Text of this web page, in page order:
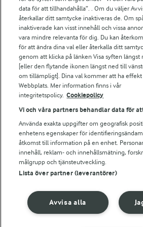
Fler Arlasajter
För ägare
Arlas kundportal
Arla.com
Falbygdens Ost
Arla webbshop
Bildbank
Följ oss
Integritetspolicy
data för att tillhandahålla”. . Om du väljer
återkallar ditt samtycke inaktiveras de. Om
inaktiverade kan visst innehåll och vissa
vara mindre relevanta för dig. Du kan
för att ändra dina val eller återkalla ditt
genom att klicka på länken Visa syften längst
[eller den flytande ikonen längst ned till
om tillämpligt]. Dina val kommer att ha
Webbplats. Mer information finns i vår
integritetspolicy. Cookiepolicy
Vi och våra partners behandlar data för
Använda exakta uppgifter om geografisk
enhetens egenskaper för
åtkomst till information på en enhet.
innehåll, reklam- och innehållsmätning,
målgrupp och tjänsteutveckling.
Lista över partner (leverantörer)
Avvisa alla